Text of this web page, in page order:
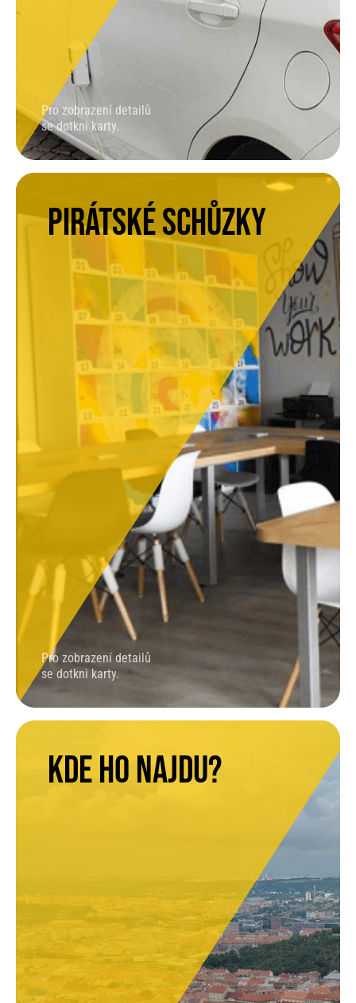
Pro zobrazení detailů
se dotkni karty.
Pirátské schůzky
Pro zobrazení detailů
se dotkni karty.
PIRÁTSKÉ SCHŮZKY
Pirátské centrum nabízí prostor pro pirátské
schůzky a setkávají se zde také některá sdružení. K
dispozici je několik pracovních míst a sdílená
konferenční místnost.
FACEBOOK PICE
Kde ho najdu?
Sídlíme v přízemí budovy na rohu Palackého
centrum lze proto poměrně snadno nalézt.
PICE - PIRÁTSKÉ CENTRUM PRAHA
NA MORÁNI 360/3
120 00 PRAHA 2
MAPA